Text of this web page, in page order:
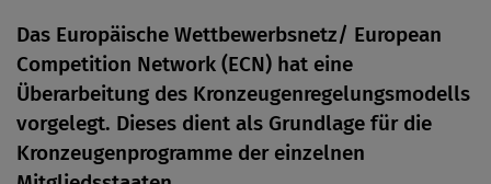
Das Europäische Wettbewerbsnetz/ European
Competition Network (ECN) hat eine
Überarbeitung des Kronzeugenregelungsmodells
vorgelegt. Dieses dient als Grundlage für die
Kronzeugenprogramme der einzelnen